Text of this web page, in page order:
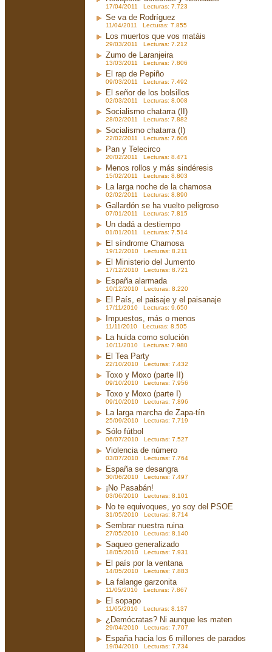
17/04/2011 Lecturas: 7.723
Se va de Rodríguez
11/04/2011 Lecturas: 7.855
Los muertos que vos matáis
29/03/2011 Lecturas: 7.212
Zumo de Laranjeira
13/03/2011 Lecturas: 7.806
El rap de Pepiño
09/03/2011 Lecturas: 7.492
El señor de los bolsillos
02/03/2011 Lecturas: 8.008
Socialismo chatarra (II)
28/02/2011 Lecturas: 7.882
Socialismo chatarra (I)
22/02/2011 Lecturas: 7.606
Pan y Telecirco
20/02/2011 Lecturas: 8.471
Menos rollos y más sindéresis
15/02/2011 Lecturas: 8.803
La larga noche de la chamosa
02/02/2011 Lecturas: 8.890
Gallardón se ha vuelto peligroso
07/01/2011 Lecturas: 7.815
Un dadá a destiempo
01/01/2011 Lecturas: 7.514
El síndrome Chamosa
19/12/2010 Lecturas: 8.211
El Ministerio del Jumento
17/12/2010 Lecturas: 8.721
España alarmada
10/12/2010 Lecturas: 8.220
El País, el paisaje y el paisanaje
17/11/2010 Lecturas: 9.650
Impuestos, más o menos
11/11/2010 Lecturas: 8.505
La huida como solución
10/11/2010 Lecturas: 7.980
El Tea Party
22/10/2010 Lecturas: 7.432
Toxo y Moxo (parte II)
09/10/2010 Lecturas: 7.956
Toxo y Moxo (parte I)
09/10/2010 Lecturas: 7.896
La larga marcha de Zapa-tín
25/09/2010 Lecturas: 7.719
Sólo fútbol
06/07/2010 Lecturas: 7.527
Violencia de número
03/07/2010 Lecturas: 7.764
España se desangra
30/06/2010 Lecturas: 7.497
¡No Pasabán!
03/06/2010 Lecturas: 8.101
No te equivoques, yo soy del PSOE
31/05/2010 Lecturas: 8.714
Sembrar nuestra ruina
27/05/2010 Lecturas: 8.140
Saqueo generalizado
18/05/2010 Lecturas: 7.931
El país por la ventana
14/05/2010 Lecturas: 7.883
La falange garzonita
11/05/2010 Lecturas: 7.867
El sopapo
11/05/2010 Lecturas: 8.137
¿Demócratas? Ni aunque les maten
29/04/2010 Lecturas: 7.707
España hacia los 6 millones de parados
19/04/2010 Lecturas: 7.734